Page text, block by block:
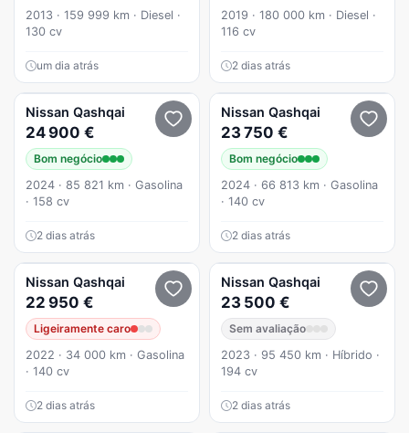
2013 · 159 999 km · Diesel ·
130 cv
um dia atrás
2019 · 180 000 km · Diesel ·
116 cv
2 dias atrás
Nissan Qashqai
24 900 €
Bom negócio
2024 · 85 821 km · Gasolina
· 158 cv
2 dias atrás
Nissan Qashqai
23 750 €
Bom negócio
2024 · 66 813 km · Gasolina
· 140 cv
2 dias atrás
Nissan Qashqai
22 950 €
Ligeiramente caro
2022 · 34 000 km · Gasolina
· 140 cv
2 dias atrás
Nissan Qashqai
23 500 €
Sem avaliação
2023 · 95 450 km · Híbrido ·
194 cv
2 dias atrás